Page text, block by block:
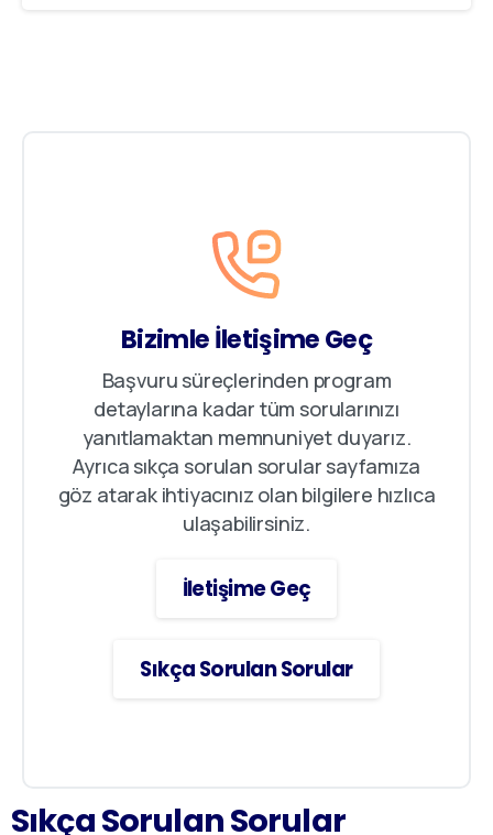
Bizimle İletişime Geç
Başvuru süreçlerinden program
detaylarına kadar tüm sorularınızı
yanıtlamaktan memnuniyet duyarız.
Ayrıca sıkça sorulan sorular sayfamıza
göz atarak ihtiyacınız olan bilgilere hızlıca
ulaşabilirsiniz.
İletişime Geç
Sıkça Sorulan Sorular
SıkçaSorulanSorular